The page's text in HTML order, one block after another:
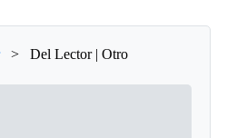
>
Del Lector | Otro